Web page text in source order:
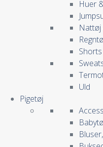
Huer
Shorts
Uld
Pigetøj